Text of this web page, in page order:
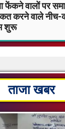
फेंकने वालों पर
करने वाले नीच-
शुरू
ताजा खबर